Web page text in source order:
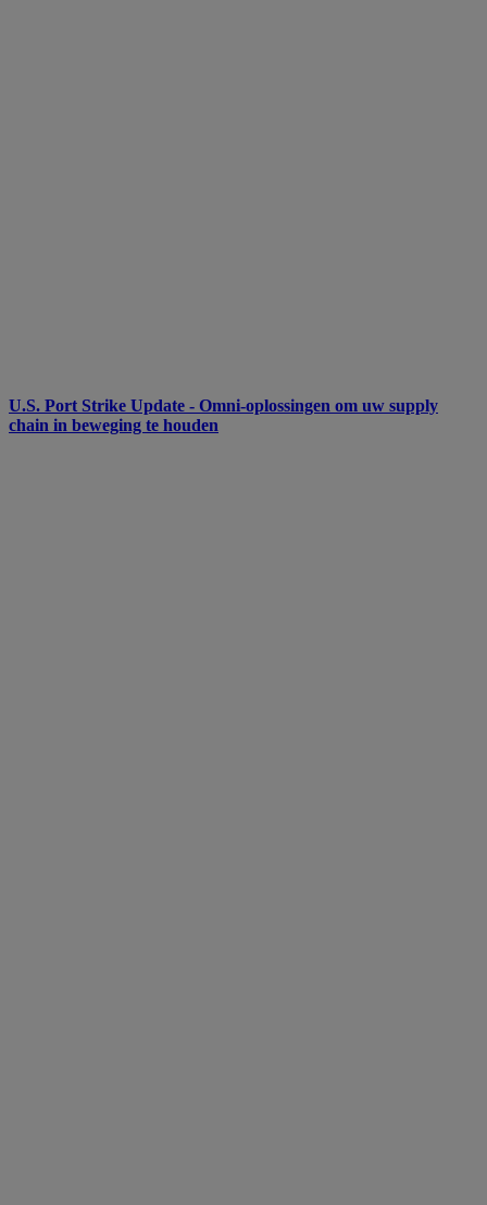
U.S. Port Strike Update - Omni-oplossingen om uw supply
chain in beweging te houden